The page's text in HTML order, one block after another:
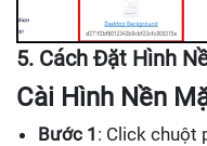
5. Cách Đặt Hình
Cài Hình Nền
Bước 1 : Click chuột